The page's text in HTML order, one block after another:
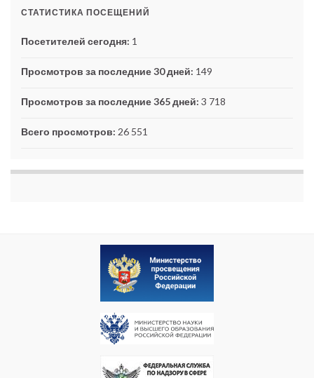
СТАТИСТИКА ПОСЕЩЕНИЙ
Посетителей сегодня: 1
Просмотров за последние 30 дней: 149
Просмотров за последние 365 дней: 3 718
Всего просмотров: 26 551